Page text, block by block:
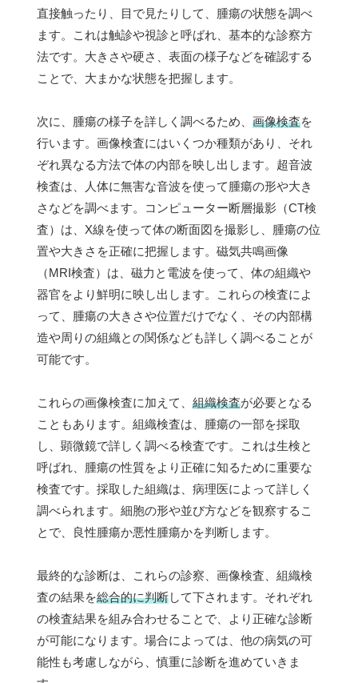
直接触ったり、目で見たりして、腫瘍の状態を調べ
ます。これは触診や視診と呼ばれ、基本的な診察方
法です。大きさや硬さ、表面の様子などを確認する
ことで、大まかな状態を把握します。
次に、腫瘍の様子を詳しく調べるため、 画像検査を
行います。画像検査にはいくつか種類があり、それ
ぞれ異なる方法で体の内部を映し出します。超音波
検査は、人体に無害な音波を使って腫瘍の形や大き
さなどを調べます。コンピューター断層撮影（CT検
査）は、X線を使って体の断面図を撮影し、腫瘍の位
置や大きさを正確に把握します。磁気共鳴画像
（MRI検査）は、磁力と電波を使って、体の組織や
器官をより鮮明に映し出します。これらの検査によ
って、腫瘍の大きさや位置だけでなく、その内部構
造や周りの組織との関係なども詳しく調べることが
可能です。
これらの画像検査に加えて、 組織検査が必要となる
こともあります。組織検査は、腫瘍の一部を採取
し、顕微鏡で詳しく調べる検査です。これは生検と
呼ばれ、腫瘍の性質をより正確に知るために重要な
検査です。採取した組織は、病理医によって詳しく
調べられます。細胞の形や並び方などを観察するこ
とで、良性腫瘍か悪性腫瘍かを判断します。
最終的な診断は、これらの診察、画像検査、組織検
査の結果を総合的に判断して下されます。それぞれ
の検査結果を組み合わせることで、より正確な診断
が可能になります。場合によっては、他の病気の可
能性も考慮しながら、慎重に診断を進めていきま